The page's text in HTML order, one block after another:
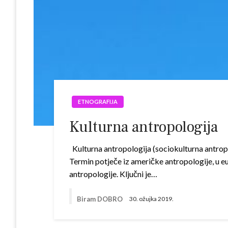
ETNOGRAFIJA
Kulturna antropologija
Kulturna antropologija (sociokulturna
Termin potječe iz američke antropologije, u
antropologije. Ključni je…
Biram DOBRO 30. ožujka 2019.